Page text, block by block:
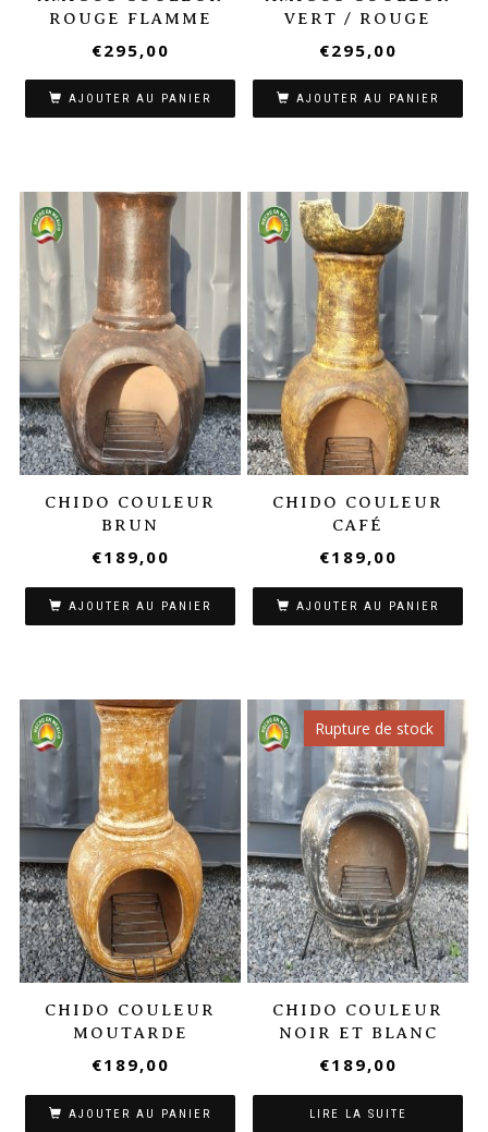
ROUGE FLAMME
€295,00
AJOUTER AU PANIER
VERT / ROUGE
€295,00
AJOUTER AU PANIER
CHIDO COULEUR
BRUN
€189,00
AJOUTER AU PANIER
CHIDO COULEUR
CAFÉ
€189,00
AJOUTER AU PANIER
CHIDO COULEUR
MOUTARDE
€189,00
AJOUTER AU PANIER
CHIDO COULEUR
NOIR ET BLANC
€189,00
Rupture de stock
LIRE LA SUITE